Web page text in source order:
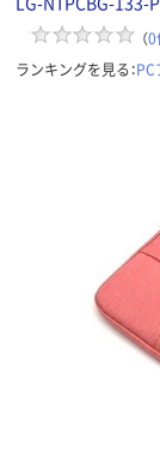
（0
ランキングを見る：PC